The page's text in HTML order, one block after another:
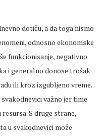
dotiču, a da toga nismo
odnosno ekonomske
funkcionisanje, negativno
i generalno donose trošak
ili kroz izgubljeno vreme.
važno jer time
S druge strane,
u svakodnevici može